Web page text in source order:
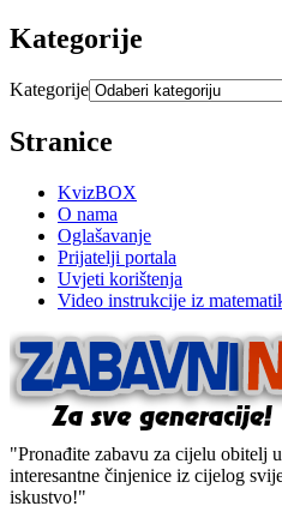
Kategorije
Kategorije
Stranice
KvizBOX
O nama
Oglašavanje
Prijatelji portala
Uvjeti korištenja
Video instrukcije iz
"Pronađite zabavu za cijelu obitelj
interesantne činjenice iz cijelog
iskustvo!"